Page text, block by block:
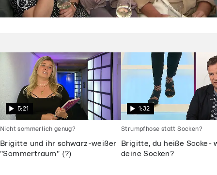
die Kandidatinnen fassungslos
5:21
Brigitte und ihr schwarz-weißer
"Sommertraum" (?)
Nicht sommerlich genug?
1:32
Brigitte, du heiße Socke-
deine Socken?
Strumpfhose statt Socken?